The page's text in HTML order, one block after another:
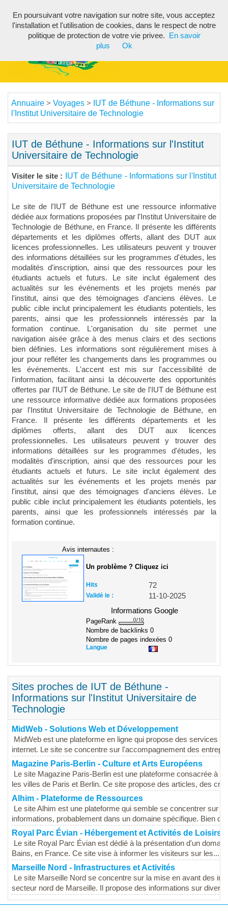
Annuaire > Voyages >
IUT de Béthune - Informations sur
l'Institut Universitaire de Technologie
IUT de Béthune - Informations sur l'Institut
Universitaire de Technologie
Visiter le site :
IUT de Béthune - Informations sur l'Institut
Universitaire de Technologie
Le site de l'IUT de Béthune est une ressource informative
dédiée aux formations proposées par l'Institut Universitaire de
Technologie de Béthune, en France. Il présente les différents
départements et les diplômes offerts, allant des DUT aux
licences professionnelles. Les utilisateurs peuvent y trouver
des informations détaillées sur les programmes d'études, les
modalités d'inscription, ainsi que des ressources pour les
étudiants actuels et futurs. Le site inclut également des
actualités sur les événements et les projets menés par
l'institut, ainsi que des témoignages d'anciens élèves. Le
public cible inclut principalement les étudiants potentiels, les
parents, ainsi que les professionnels intéressés par la
formation continue. L'organisation du site permet une
navigation aisée grâce à des menus clairs et des sections
bien définies. Les informations sont régulièrement mises à
jour pour refléter les changements dans les programmes ou
les événements. L'accent est mis sur l'accessibilité de
l'information, facilitant ainsi la découverte des opportunités
offertes par l'IUT de Béthune. Le site de l'IUT de Béthune est
une ressource informative dédiée aux formations proposées
par l'Institut Universitaire de Technologie de Béthune, en
France. Il présente les différents départements et les
diplômes offerts, allant des DUT aux licences
professionnelles. Les utilisateurs peuvent y trouver des
informations détaillées sur les programmes d'études, les
modalités d'inscription, ainsi que des ressources pour les
étudiants actuels et futurs. Le site inclut également des
actualités sur les événements et les projets menés par
l'institut, ainsi que des témoignages d'anciens élèves. Le
public cible inclut principalement les étudiants potentiels, les
parents, ainsi que les professionnels intéressés par la
formation continue.
Avis internautes :
Un problème ? Cliquez ici
Hits 72
Validé le :
11-10-2025
Informations Google
PageRank
Nombre de backlinks 0
Nombre de pages indexées 0
Langue
Sites proches de IUT de Béthune -
Informations sur l'Institut Universitaire de
Technologie
MidWeb - Solutions Web et Développement
MidWeb est une plateforme en ligne qui propose des services
internet. Le site se concentre sur l'accompagnement des
Magazine Paris-Berlin - Culture et Arts Européens
Le site Magazine Paris-Berlin est une plateforme consacrée à
les villes de Paris et Berlin. Ce site propose des articles, des
Alhim - Plateforme de Ressources
Le site Alhim est une plateforme qui semble se concentrer sur
informations, probablement dans un domaine spécifique. Bien
Royal Parc Évian - Hébergement et Activités de Loisirs
Le site Royal Parc Évian est dédié à la présentation d'un
Bains, en France. Ce site vise à informer les visiteurs sur les...
Marseille Nord - Infrastructures et Activités
Le site Marseille Nord se concentre sur la mise en avant des
secteur nord de Marseille. Il propose des informations sur divers
En poursuivant votre navigation sur notre site, vous acceptez
l'installation et l'utilisation de cookies, dans le respect de notre
politique de protection de votre vie privee.
En savoir
plus
Ok